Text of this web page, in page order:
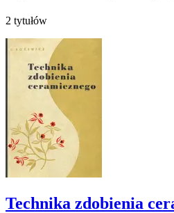
2 tytułów
Technika zdobienia